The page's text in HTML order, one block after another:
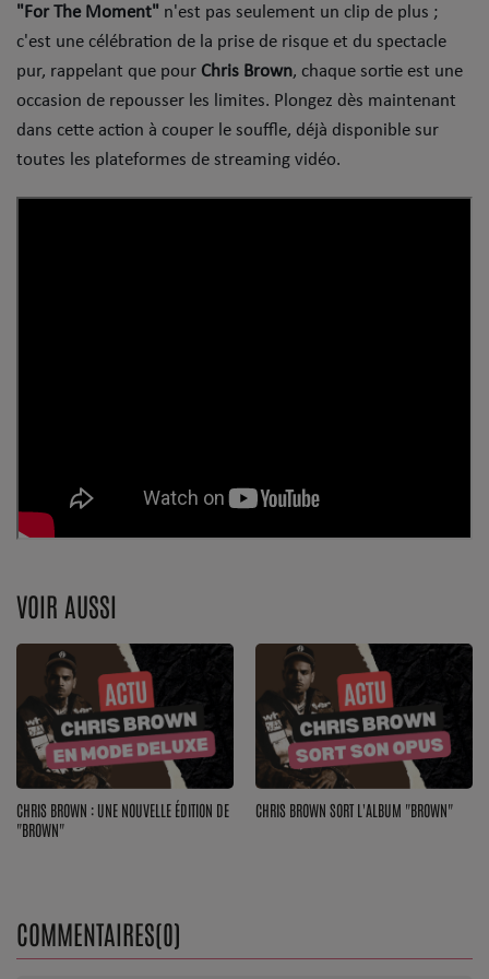
Dossier de Presse
Service Commercial
Contact
"For The Moment" n'est pas seulement un clip de plus ;
c'est une célébration de la prise de risque et du spectacle
pur, rappelant que pour Chris Brown, chaque sortie est une
occasion de repousser les limites. ​Plongez dès maintenant
dans cette action à couper le souffle, déjà disponible sur
toutes les plateformes de streaming vidéo.
VOIR AUSSI
CHRIS BROWN : UNE NOUVELLE ÉDITION DE
"BROWN"
CHRIS BROWN SORT L'ALBUM "BROWN"
COMMENTAIRES(0)